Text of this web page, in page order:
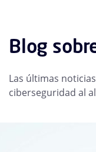
Blog
Las últimas
ciberseguridad al